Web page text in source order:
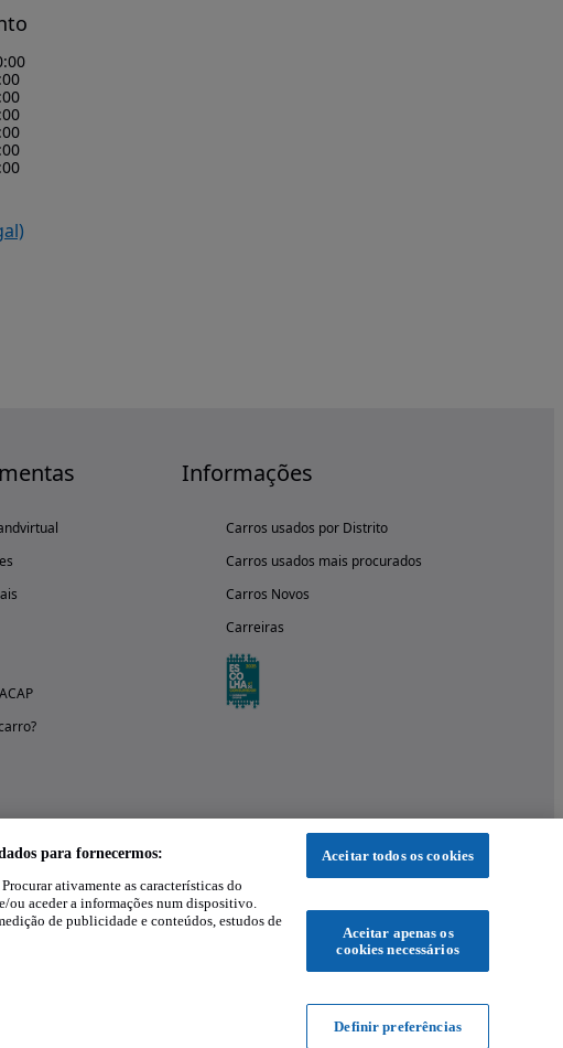
Informações
Carros usados por Distrito
Carros usados mais procurados
Carros Novos
Carreiras
para fornecermos:
ativamente as características do
ou aceder a informações num dispositivo.
de publicidade e conteúdos, estudos de
Aceitar todos os cookies
Aceitar apenas os
cookies necessários
Definir preferências